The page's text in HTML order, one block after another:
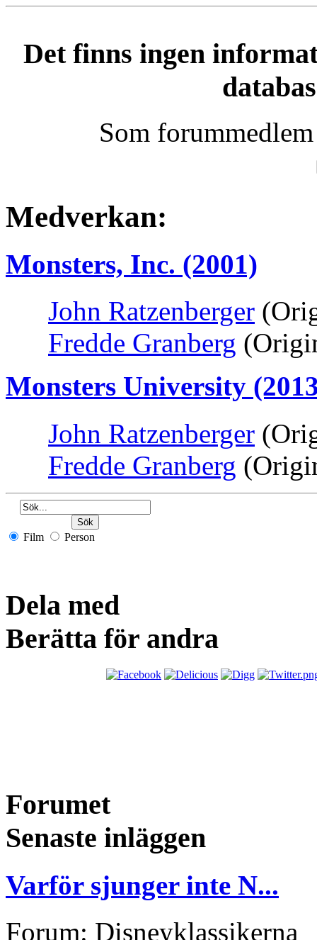
Det finns ingen
Som
Medverkan:
Monsters, Inc. (2001)
John Ratzenberger
Fredde Granberg
Monsters University
John Ratzenberger
Fredde Granberg
Film Person
Dela med
Berätta för andra
Forumet
Senaste inläggen
Varför sjunger inte N...
Forum: Disneyklassikerna